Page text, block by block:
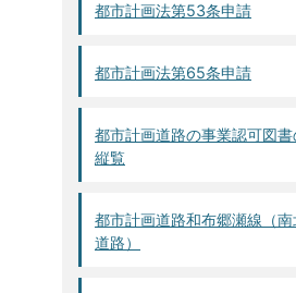
都市計画法第53条申請
都市計画法第65条申請
都市計画道路の事業認可図書
縦覧
都市計画道路和布郷瀬線（南
道路）